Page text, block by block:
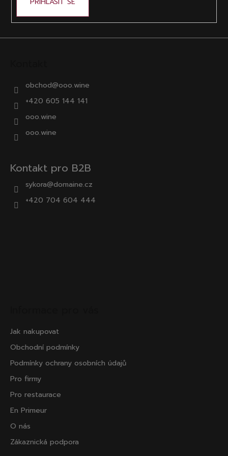
obchod@ooo.wine
+420 605 144 141
ooo.wine
ooo.wine
Kontakt pro B2B
sykora@domaine.cz
+420 704 604 444
Jak nakupovat
Obchodní podmínky
Podmínky ochrany osobních údajů
Pro firmy
Pro restaurace
En Primeur
O nás
Zákaznická podpora